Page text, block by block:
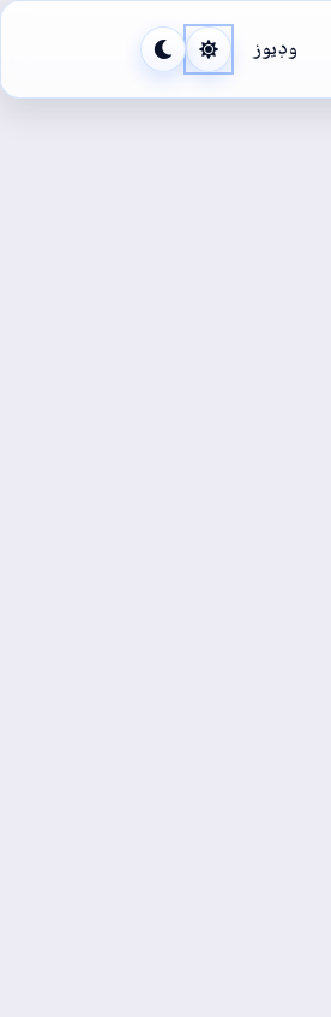
وڊيوز